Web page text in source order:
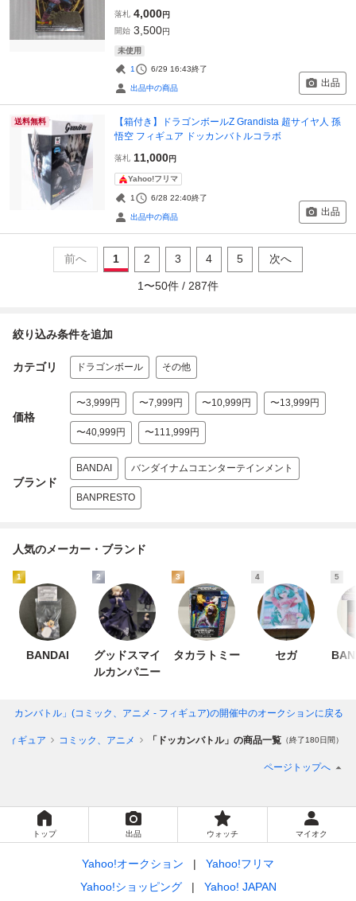
落札 4,000円
開始 3,500円
未使用
1 6/29 16:43終了
出品中の商品 出品
送料無料
【箱付き】ドラゴンボールZ Grandista 超サイヤ人 孫
悟空 フィギュア ドッカンバトルコラボ
落札 11,000円
Yahoo!フリマ
1 6/28 22:40終了
出品中の商品 出品
前へ 1 2 3 4 5 次へ
1 〜50件 / 287件
絞り込み条件を追加
カテゴリ ドラゴンボール その他
価格
〜3,999円 〜7,999円 〜10,999円 〜13,999円
〜40,999円 〜111,999円
ブランド
BANDAI バンダイナムコエンターテインメント
BANPRESTO
人気のメーカー・ブランド
1
BANDAI
2
グッドスマイ
ルカンパニー
3
タカラトミー
4
セガ
5
ッカンバトル」(コミック、アニメ - フィギュア)の開催中のオークションに戻る
ィギュア コミック、アニメ 「ドッカンバトル」の商品一覧 （終了180日間）
ページトップへ
トップ 出品 ウォッチ マイオク
Yahoo!オークション
Yahoo!フリマ
Yahoo!ショッピング
Yahoo! JAPAN